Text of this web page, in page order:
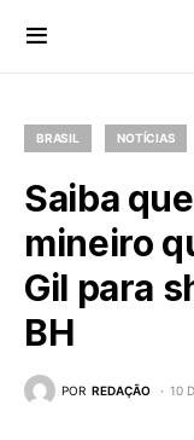
BRASIL NOTÍCIAS
Saiba
mineiro
Gil para
BH
POR REDAÇÃO 10